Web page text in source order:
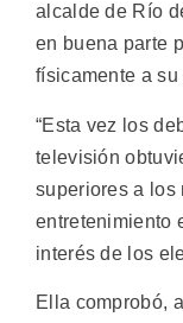
alcalde de Río
en buena parte
físicamente a
“Esta vez los
televisión
superiores a los
entretenimiento
interés de los
Ella comprobó,